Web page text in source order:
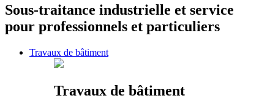
Sous-traitance industrielle et service
pour professionnels et particuliers
Travaux de bâtiment
Travaux de bâtiment